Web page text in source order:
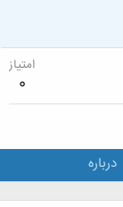
امتیاز
0
درباره